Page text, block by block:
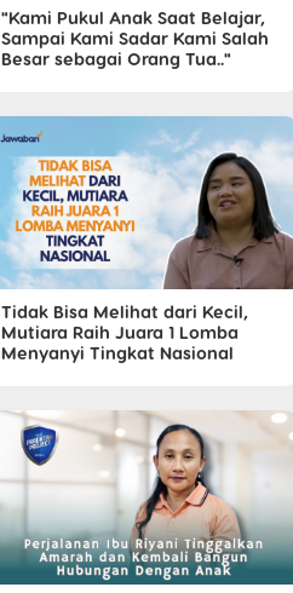
"Kami Pukul Anak Saat Belajar,
Sampai Kami Sadar Kami Salah
Besar sebagai Orang Tua.."
Tidak Bisa Melihat dari Kecil,
Mutiara Raih Juara 1 Lomba
Menyanyi Tingkat Nasional